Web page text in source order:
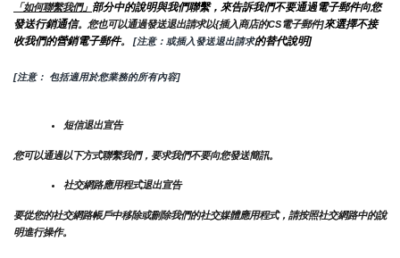
「如何聯繫我們」 部分中的說明與我們聯繫，來告訴我們不要通過電子郵件向您
發送行銷通信。您也可以通過發送退出請求以{插入商店的CS電子郵件]來選擇不接
收我們的營銷電子郵件。 [注意：或插入發送退出請求的替代說明]
[注意： 包括適用於您業務的所有內容]
短信退出宣告
您可以通過以下方式聯繫我們，要求我們不要向您發送簡訊。
社交網路應用程式退出宣告
要從您的社交網路帳戶中移除或刪除我們的社交媒體應用程式，請按照社交網路中的說
明進行操作。